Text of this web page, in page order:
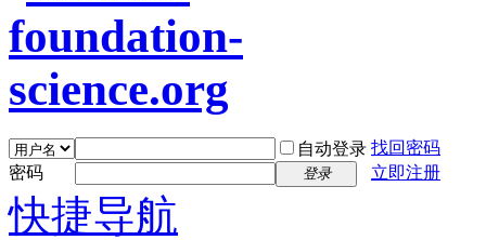
自动登录 找回密码
密码
登录 立即注册
快捷导航